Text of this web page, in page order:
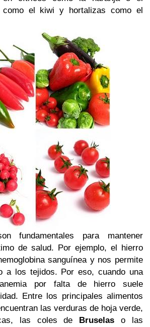
como el kiwi y hortalizas como el
fundamentales para mantener
de salud. Por ejemplo, el hierro
sanguínea y nos permite
a los tejidos. Por eso, cuando una
por falta de hierro suele
Entre los principales alimentos
las verduras de hoja verde,
las coles de Bruselas o las